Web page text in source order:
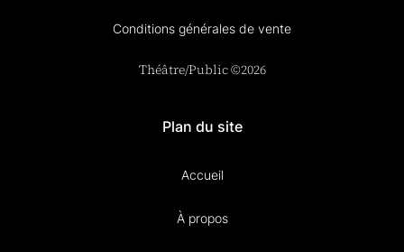
Conditions générales de vente
Théâtre/Public ©2026
Plan du site
Accueil
À propos